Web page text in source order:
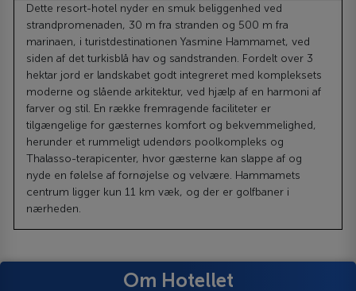
Dette resort-hotel nyder en smuk beliggenhed ved
strandpromenaden, 30 m fra stranden og 500 m fra
marinaen, i turistdestinationen Yasmine Hammamet, ved
siden af det turkisblå hav og sandstranden. Fordelt over 3
hektar jord er landskabet godt integreret med kompleksets
moderne og slående arkitektur, ved hjælp af en harmoni af
farver og stil. En række fremragende faciliteter er
tilgængelige for gæsternes komfort og bekvemmelighed,
herunder et rummeligt udendørs poolkompleks og
Thalasso-terapicenter, hvor gæsterne kan slappe af og
nyde en følelse af fornøjelse og velvære. Hammamets
centrum ligger kun 11 km væk, og der er golfbaner i
nærheden.
Om Hotellet